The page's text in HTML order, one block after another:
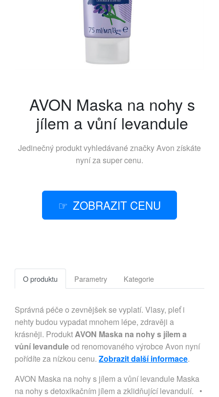
AVON Maska na nohy s
jílem a vůní levandule
Jedinečný produkt vyhledávané značkyAvon získáte
nyní za super cenu.
ZOBRAZIT CENU
O produktu Parametry Kategorie
Správná péče o zevnějšek se vyplatí. Vlasy, pleť i
nehty budou vypadat mnohem lépe, zdravěji a
krásněji. ProduktAVON Maska na nohy s jílem a
vůní levanduleod renomovaného výrobce Avon nyní
pořídíte za nízkou cenu. Zobrazit další informace.
AVON Maska na nohy s jílem a vůní levandule Maska
na nohy s detoxikačním jílem a zklidňující levandulí. •